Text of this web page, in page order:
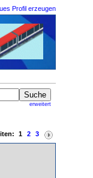
Profil erzeugen
erweitert
1 2 3